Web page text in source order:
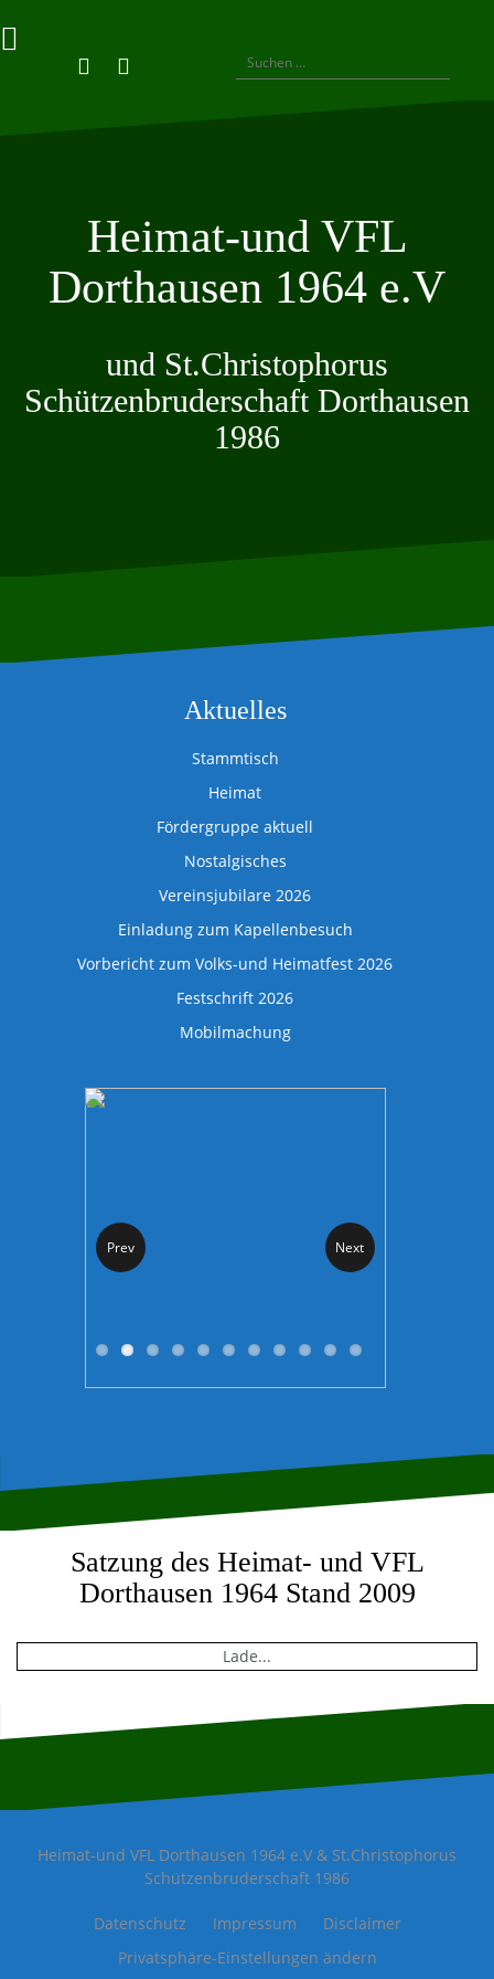
to
content
Privatsphäre-
Einstellungen
Einstellungen
Einwilligungen
widerrufen
Suchen
nach:
Heimat-und VFL
Dorthausen 1964 e.V
und St.Christophorus
Schützenbruderschaft Dorthausen
1986
Aktuelles
Stammtisch
Heimat
Fördergruppe aktuell
Nostalgisches
Vereinsjubilare 2026
Einladung zum Kapellenbesuch
Vorbericht zum Volks-und Heimatfest 2026
Festschrift 2026
Mobilmachung
Prev Next
Satzung des Heimat- und VFL
Dorthausen 1964 Stand 2009
Lade...
Heimat-und VFL Dorthausen 1964 e.V & St.Christophorus
Schützenbruderschaft 1986
Datenschutz Impressum
Disclaimer
Privatsphäre-Einstellungen ändern